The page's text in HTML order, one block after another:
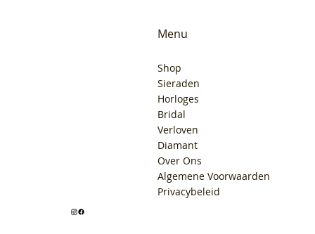
Menu
Shop
Sieraden
Horloges
Bridal
Verloven
Diamant
Over Ons
Algemene Voorwaarden
Privacybeleid